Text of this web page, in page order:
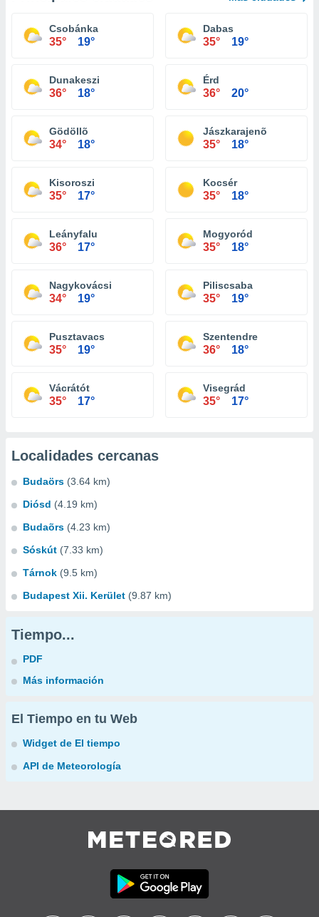
Csobánka
35° 19°
Dabas
35° 19°
Dunakeszi
36° 18°
Érd
36° 20°
Gödöllõ
34° 18°
Jászkarajenõ
35° 18°
Kisoroszi
35° 17°
Kocsér
35° 18°
Leányfalu
36° 17°
Mogyoród
35° 18°
Nagykovácsi
34° 19°
Piliscsaba
35° 19°
Pusztavacs
35° 19°
Szentendre
36° 18°
Vácrátót
35° 17°
Visegrád
35° 17°
Localidades cercanas
Budaörs (3.64 km)
Diósd (4.19 km)
Budaõrs (4.23 km)
Sóskút (7.33 km)
Tárnok (9.5 km)
Budapest Xii. Kerület (9.87 km)
Tiempo...
PDF
Más información
El Tiempo en tu Web
Widget de El tiempo
API de Meteorología